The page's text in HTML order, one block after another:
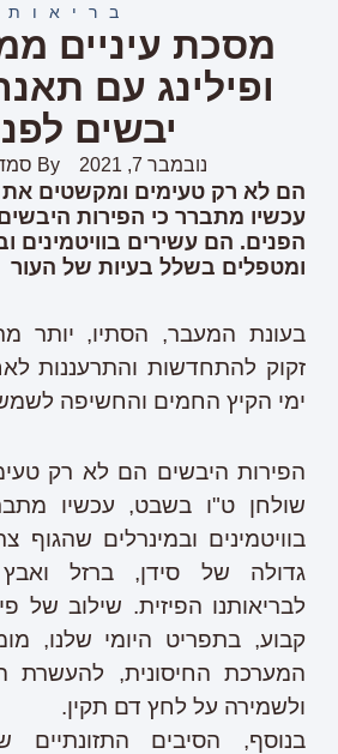
בריאות
מסכת עיניים
ופילינג עם
יבשים
נובמבר 7, 2021 By
הם לא רק טעימים ומקשטים את
עכשיו מתברר כי הפירות
הפנים. הם עשירים בוויטמינים
ומטפלים בשלל בעיות של העור
בעונת המעבר, הסתיו, יותר
זקוק להתחדשות והתרעננות
ימי הקיץ החמים והחשיפה
הפירות היבשים הם לא רק
שולחן ט"ו בשבט, עכשיו
בוויטמינים ובמינרלים שהגוף
גדולה של סידן, ברזל
לבריאותנו הפיזית. שילוב של
קבוע, בתפריט היומי שלנו,
המערכת החיסונית, להעשרת
ולשמירה על לחץ דם תקין.
בנוסף, הסיבים התזונתיים